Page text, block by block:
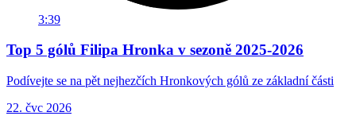
3:39
Top 5 gólů Filipa Hronka v sezoně 2025-2026
Podívejte se na pět nejhezčích Hronkových gólů ze základní části
22. čvc 2026